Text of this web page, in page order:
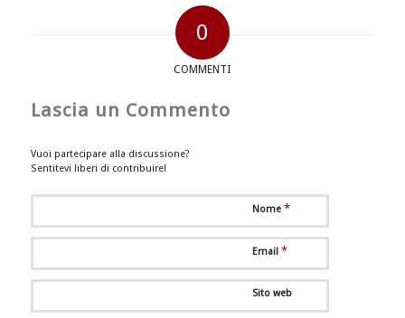
0
COMMENTI
Lascia un Commento
Vuoi partecipare alla discussione?
Sentitevi liberi di contribuire!
Nome *
Email *
Sito web